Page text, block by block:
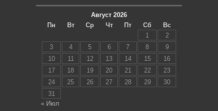
Август 2026
Пн
Вт Ср Чт Пт Сб
Вс
1
2
3
4 5 6 7 8
9
10
11 12 13 14 15
16
17
18 19 20 21 22
23
24
25 26 27 28 29
30
31
« Июл